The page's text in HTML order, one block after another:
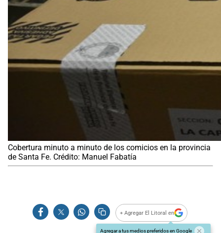
Cobertura minuto a minuto de los comicios en la provincia
de Santa Fe. Crédito: Manuel Fabatía
+ Agregar El Litoral en
Agregar a tus medios preferidos en Google